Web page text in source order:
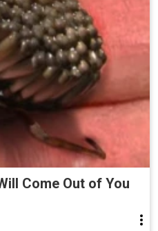
Come Out of You